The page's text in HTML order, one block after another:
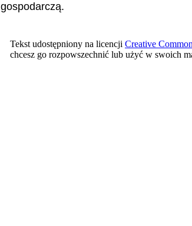
gospodarczą.
Tekst udostępniony na licencji Creative
chcesz go rozpowszechnić lub użyć w swoich